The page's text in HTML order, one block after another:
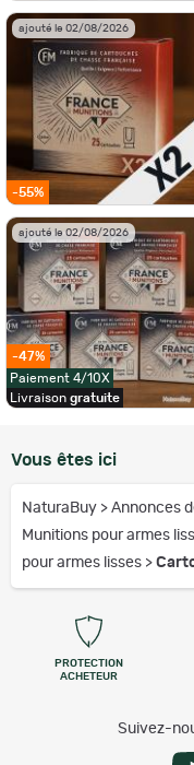
ajouté le 02/08/2026
-55%
ajouté le 02/08/2026
-47%
Paiement 4/10X
Livraison gratuite
Vous êtes ici
NaturaBuy > Annonces
Munitions pour armes
pour armes lisses >
PROTECTION
ACHETEUR
Suivez-